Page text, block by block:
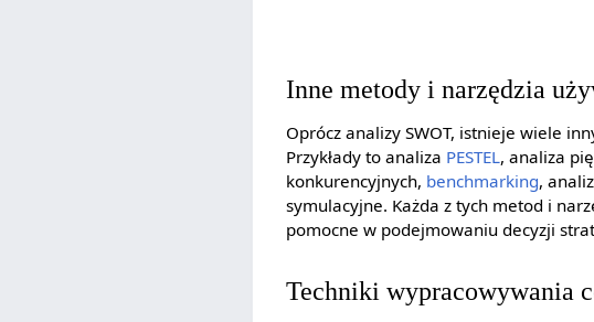
Inne metody i narzędzia
Oprócz analizy SWOT, istnieje wiele
Przykłady to analiza PESTEL, analiza
konkurencyjnych, benchmarking,
symulacyjne. Każda z tych metod i
pomocne w podejmowaniu decyzji
Techniki wypracowywania